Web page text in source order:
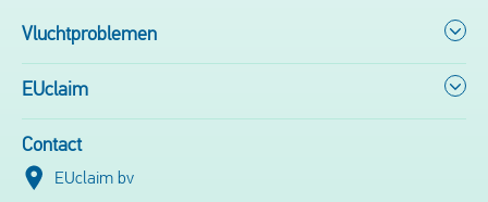
Vluchtproblemen
EUclaim
Contact
EUclaim bv